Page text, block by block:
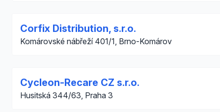
Corfix Distribution, s.r.o.
Komárovské nábřeží 401/1, Brno-Komárov
Cycleon-Recare CZ s.r.o.
Husitská 344/63, Praha 3